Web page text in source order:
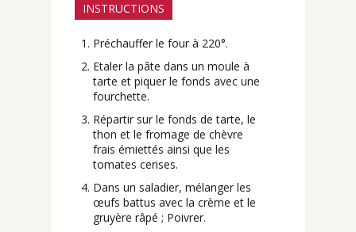
INSTRUCTIONS
Préchauffer le four à 220°.
Etaler la pâte dans un moule à
tarte et piquer le fonds avec une
fourchette.
Répartir sur le fonds de tarte, le
thon et le fromage de chèvre
frais émiettés ainsi que les
tomates cerises.
Dans un saladier, mélanger les
œufs battus avec la crème et le
gruyère râpé ; Poivrer.